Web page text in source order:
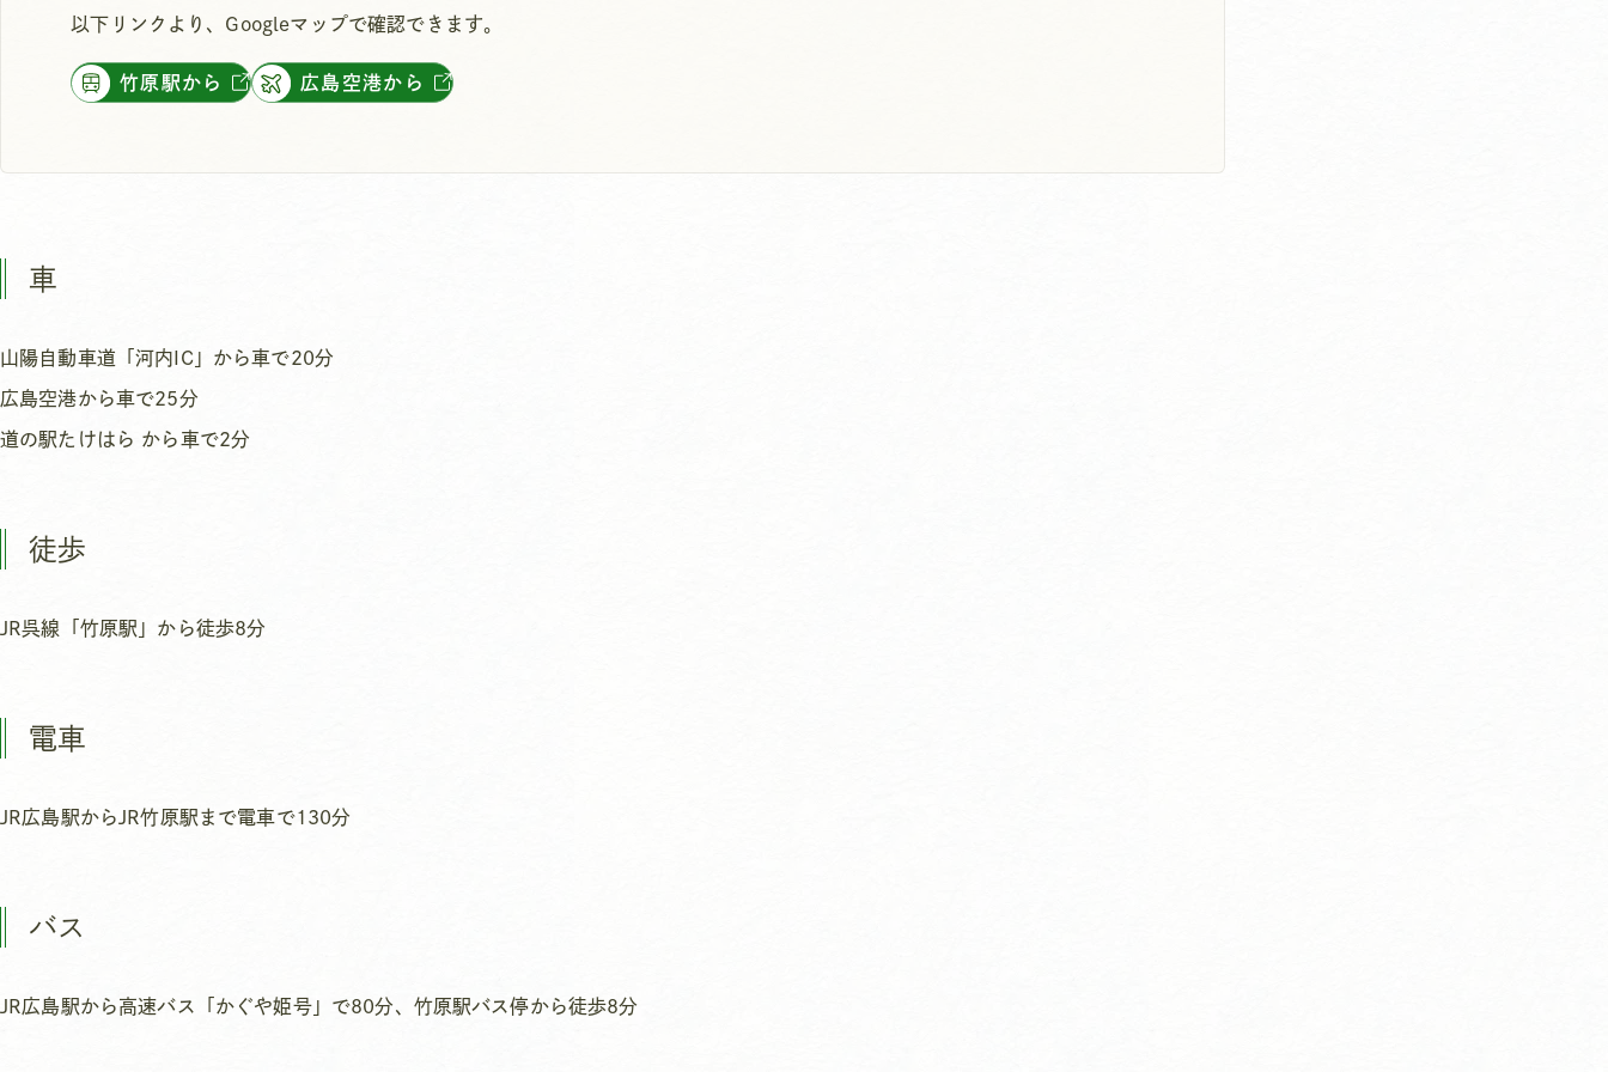
以下リンクより、Googleマップで確認できます。
竹原駅から 広島空港から
車
山陽自動車道「河内IC」から車で20分
広島空港から車で25分
道の駅たけはら から車で2分
徒歩
JR呉線「竹原駅」から徒歩8分
電車
JR広島駅からJR竹原駅まで電車で130分
バス
JR広島駅から高速バス「かぐや姫号」で80分、竹原駅バス停から徒歩8分